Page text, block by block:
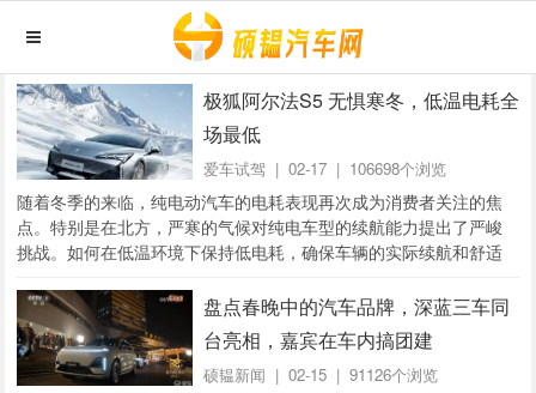
极狐阿尔法S5 无惧寒冬，低温电耗全
场最低
爱车试驾 | 02-17 | 106698个浏览
随着冬季的来临，纯电动汽车的电耗表现再次成为消费者关注的焦
点。特别是在北方，严寒的气候对纯电车型的续航能力提出了严峻
挑战。如何在低温环境下保持低电耗，确保车辆的实际续航和舒适
盘点春晚中的汽车品牌，深蓝三车同
台亮相，嘉宾在车内搞团建
硕韫新闻 | 02-15 | 91126个浏览